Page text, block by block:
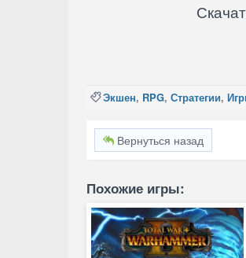
Экшен, RPG, Стратегии,
Вернуться назад
Похожие игры: